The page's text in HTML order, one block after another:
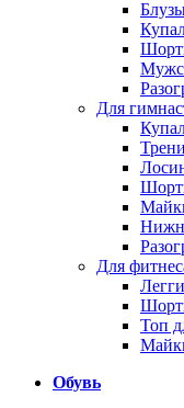
Для
Для
Топ
Обувь